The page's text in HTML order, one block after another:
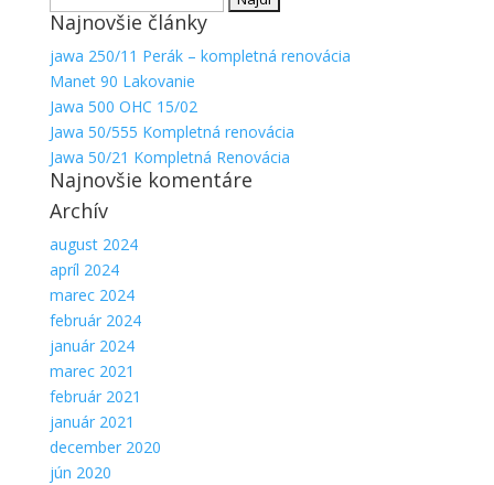
Najnovšie články
jawa 250/11 Perák – kompletná renovácia
Manet 90 Lakovanie
Jawa 500 OHC 15/02
Jawa 50/555 Kompletná renovácia
Jawa 50/21 Kompletná Renovácia
Najnovšie komentáre
Archív
august 2024
apríl 2024
marec 2024
február 2024
január 2024
marec 2021
február 2021
január 2021
december 2020
jún 2020